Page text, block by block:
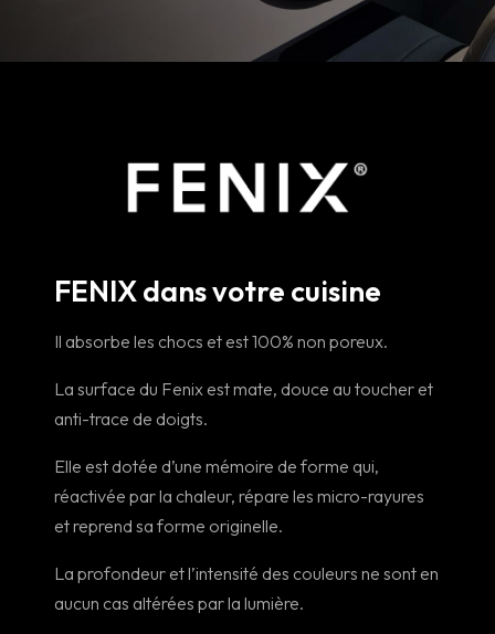
FENIX dans votre cuisine
Il absorbe les chocs et est 100% non poreux.
La surface du Fenix est mate, douce au toucher et
anti-trace de doigts.
Elle est dotée d’une mémoire de forme qui,
réactivée par la chaleur, répare les micro-rayures
et reprend sa forme originelle.
La profondeur et l’intensité des couleurs ne sont en
aucun cas altérées par la lumière.